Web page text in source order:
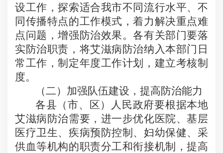
设工作，探索适合我市不同流行水平、不
同传播特点的工作模式，着力解决重点难
点问题，增强防治效果。各有关部门要落
实防治职责，将艾滋病防治纳入本部门日
常工作，制定年度工作计划，建立考核制
度。
（二）加强队伍建设，提高防治能力
各县（市、区）人民政府要根据本地
艾滋病防治需要，进一步优化医院、基层
医疗卫生、疾病预防控制、妇幼保健、采
供血等机构的职责分工和衔接机制，提高